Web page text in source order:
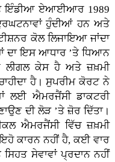
ਇੰਡੀਆ ਏਆਈਆਰ 1989
ਹੁੰਦੀਆਂ ਹਨ ਅਤੇ
ਕੋਲ ਲਿਜਾਇਆ ਜਾਂਦਾ
ਦਾ ਇਸ ਆਧਾਰ ’ਤੇ ਧਿਆਨ
ਲੀਗਲ ਕੇਸ ਹੈ ਅਤੇ ਜ਼ਖ਼ਮੀ
ਹੈ। ਸੁਪਰੀਮ ਕੋਰਟ ਨੇ
ਲਈ ਐਮਰਜੈਂਸੀ ਡਾਕਟਰੀ
ਦੀ ਲੋੜ ’ਤੇ ਜ਼ੋਰ ਦਿੱਤਾ।
ਐਮਰਜੈਂਸੀ ਵਿੱਚ ਜ਼ਖ਼ਮੀ
ਕਾਰਨ ਨਹੀਂ ਹੈ, ਕਈ ਵਾਰ
ਸੇਵਾਵਾਂ ਪ੍ਰਦਾਨ ਨਹੀਂ